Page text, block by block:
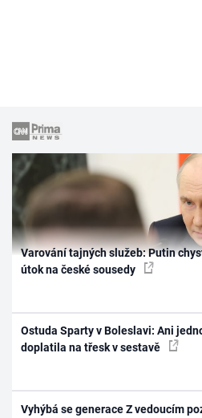
Varování tajných služeb: Putin
útok na české sousedy
Ostuda Sparty v Boleslavi: Ani
doplatila na třesk v sestavě
Vyhýbá se generace Z vedoucím